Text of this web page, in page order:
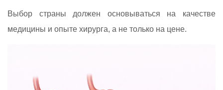
Выбор страны должен основываться на качестве
медицины и опыте хирурга, а не только на цене.